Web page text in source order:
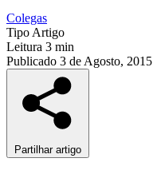
Colegas
Tipo Artigo
Leitura 3 min
Publicado 3 de Agosto, 2015
Partilhar artigo